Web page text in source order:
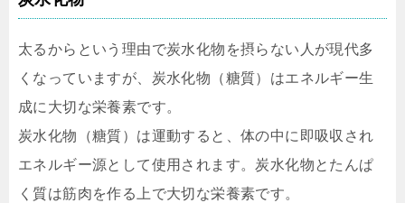
太るからという理由で炭水化物を摂らない人が現代多
くなっていますが、炭水化物（糖質）はエネルギー生
成に大切な栄養素です。
炭水化物（糖質）は運動すると、体の中に即吸収され
エネルギー源として使用されます。炭水化物とたんぱ
く質は筋肉を作る上で大切な栄養素です。